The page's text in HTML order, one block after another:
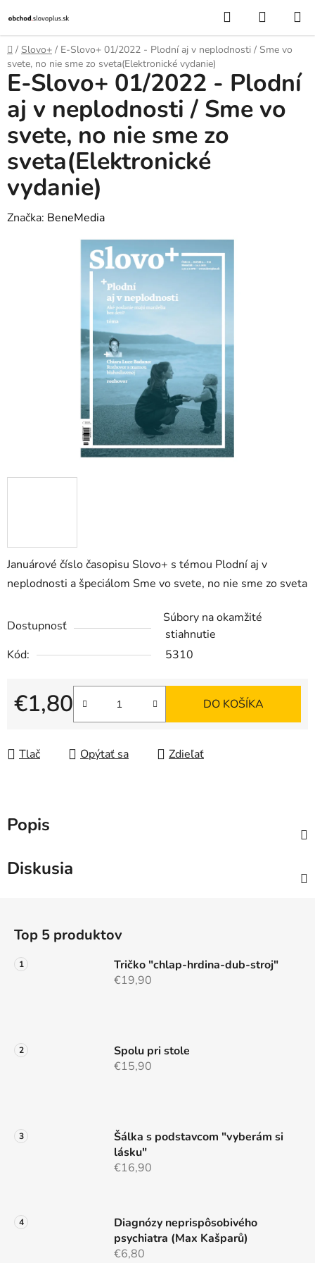
na
obsah
Hľadať
KOŠÍK
Domov
/ Slovo+ / E-Slovo+ 01/2022 - Plodní aj v neplodnosti / Sme vo
svete, no nie sme zo sveta(Elektronické vydanie)
Januárové číslo časopisu Slovo+ s témou Plodní aj v
neplodnosti a špeciálom Sme vo svete, no nie sme zo sveta
Dostupnosť
Súbory na okamžité
stiahnutie
Kód:
5310
€1,80
Jednotková cena:
DO KOŠÍKA
Tlač Opýtať sa Zdieľať
E-Slovo+ 01/2022 - Plodní
aj v neplodnosti / Sme vo
svete, no nie sme zo
sveta(Elektronické
vydanie)
Značka: BeneMedia
Popis
Diskusia
Top 5 produktov
Tričko "chlap-hrdina-dub-stroj"
€19,90
Spolu pri stole
€15,90
Šálka s podstavcom "vyberám si
lásku"
€16,90
Diagnózy neprispôsobivého
psychiatra (Max Kašparů)
€6,80